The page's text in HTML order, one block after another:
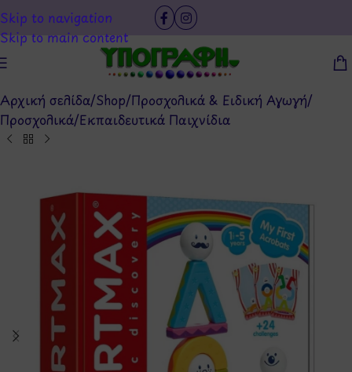
Skip to navigation
Skip to main content
Αρχική σελίδα/Shop/Προσχολικά & Ειδική Αγωγή/
Προσχολικά/Εκπαιδευτικά Παιχνίδια